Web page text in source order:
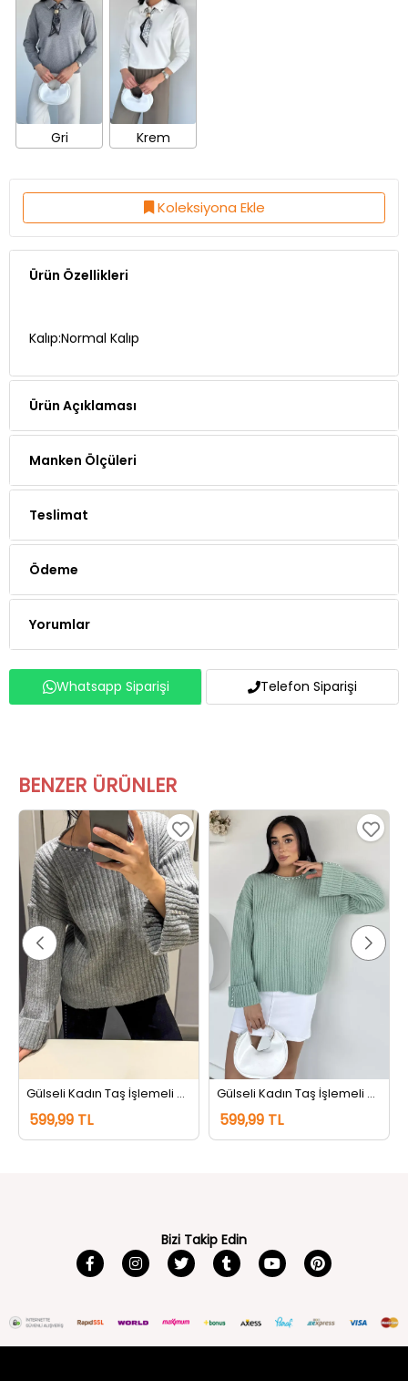
Gri Krem
Koleksiyona Ekle
Ürün Özellikleri
Kalıp:Normal Kalıp
Ürün Açıklaması
Manken Ölçüleri
Teslimat
Ödeme
Yorumlar
Whatsapp Siparişi Telefon Siparişi
BENZER ÜRÜNLER
Gülseli Kadın Taş İşlemeli Kendinden Desenli Triko Kazak Gri
599,99 TL
Gülseli Kadın Taş İşlemeli Kendinden Desenli Triko Kazak Mint
599,99 TL
Bizi Takip Edin